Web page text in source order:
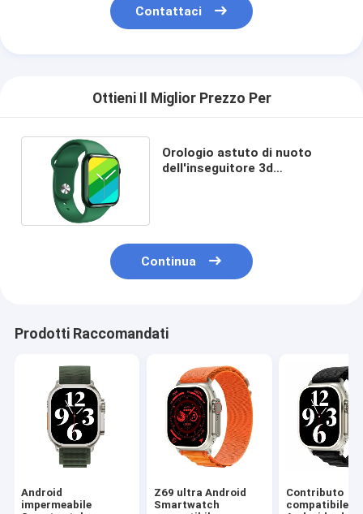
Contattaci
Ottieni Il Miglior Prezzo Per
Orologio astuto di nuoto
dell'inseguitore 3d
Continua
Prodotti Raccomandati
Android
impermeabile
Z69 ultra Android
Smartwatch
Contributo
compatibile di